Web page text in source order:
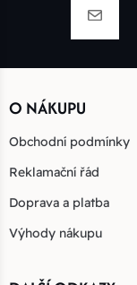
O NÁKUPU
Obchodní podmínky
Reklamační řád
Doprava a platba
Výhody nákupu